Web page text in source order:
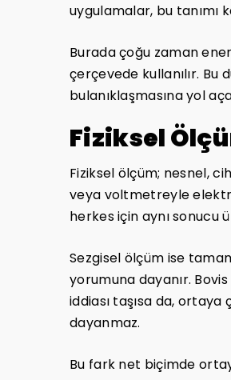
uygulamalar, bu tanımı
Burada çoğu zaman
çerçevede kullanılır. Bu
bulanıklaşmasına yol
Fiziksel
Fiziksel ölçüm; nesnel,
veya voltmetreyle
herkes için aynı sonucu
Sezgisel ölçüm ise
yorumuna dayanır.
iddiası taşısa da,
dayanmaz.
Bu fark net biçimde